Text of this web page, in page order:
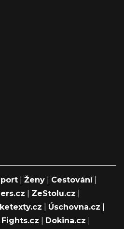
Ženy Cestování|
ZeStolu.cz
Úschovna.cz
Fights.cz Dokina.cz